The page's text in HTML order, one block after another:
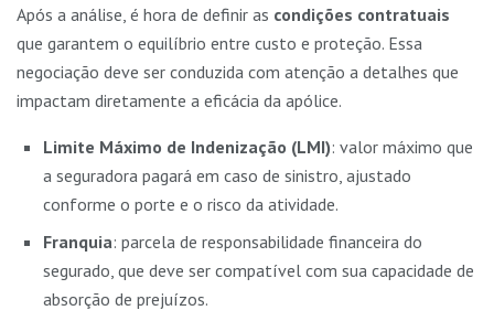
Após a análise, é hora de definir as condições contratuais
que garantem o equilíbrio entre custo e proteção. Essa
negociação deve ser conduzida com atenção a detalhes que
impactam diretamente a eficácia da apólice.
Limite Máximo de Indenização (LMI): valor máximo que
a seguradora pagará em caso de sinistro, ajustado
conforme o porte e o risco da atividade.
Franquia: parcela de responsabilidade financeira do
segurado, que deve ser compatível com sua capacidade de
absorção de prejuízos.